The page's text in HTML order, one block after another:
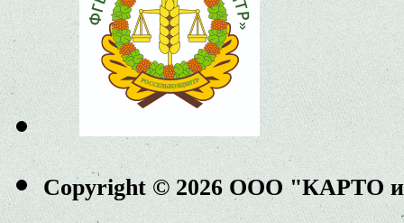
Copyright © 2026 ООО "КАРТО